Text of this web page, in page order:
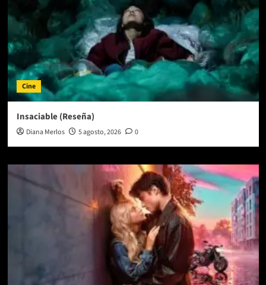
Cine
Insaciable (Reseña)
Diana Merlos 5 agosto, 2026 0